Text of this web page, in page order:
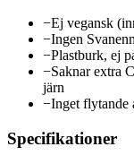
−Ej vegansk
−Ingen
−Plastburk, ej
−Saknar extra
järn
−Inget flytande
Specifikationer